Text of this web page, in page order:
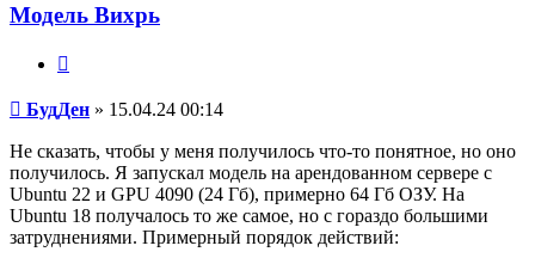
Модель Вихрь
Сообщение
БудДен » 15.04.24 00:14
Не сказать, чтобы у меня получилось что-то понятное, но оно
получилось. Я запускал модель на арендованном сервере с
Ubuntu 22 и GPU 4090 (24 Гб), примерно 64 Гб ОЗУ. На
Ubuntu 18 получалось то же самое, но с гораздо большими
затруднениями. Примерный порядок действий: